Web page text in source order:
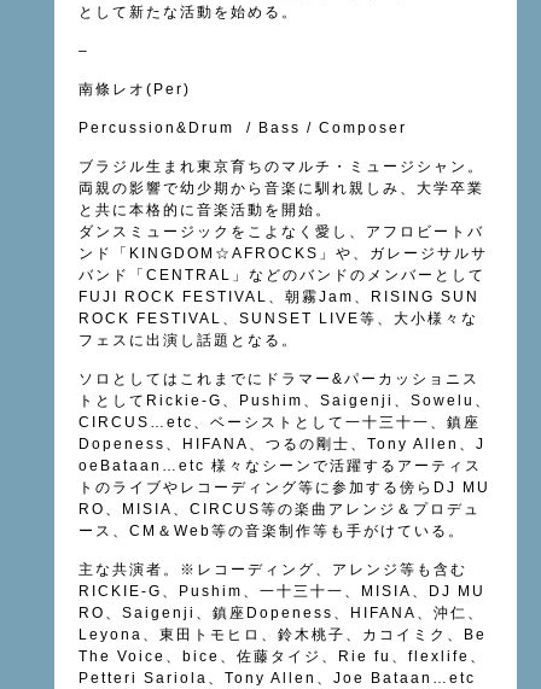
として新たな活動を始める。
–
南條レオ(Per)
Percussion&Drum / Bass / Composer
ブラジル生まれ東京育ちのマルチ・ミュージシャン。
両親の影響で幼少期から音楽に馴れ親しみ、大学卒業
と共に本格的 に音楽活動を開始。
ダンスミュージックをこよなく愛し、アフロビートバ
ンド「KIN GDOM☆AFROCKS」や、ガレージサルサ
バンド「CENT RAL」などのバンドのメンバーとして
FUJI ROCK FESTIVAL、朝霧Jam、RISING SUN
ROCK FESTIVAL、SUNSET LIVE等、大小様々な
フェスに出演し話題となる。
ソロとしてはこれまでにドラマー&パーカッショニス
トとしてRi ckie-G、Pushim、Saigenji、Sowelu、
CIRCUS…etc、ベーシストとして一十三十一、 鎮座
Dopeness、HIFANA、つるの剛士、Tony Allen、J
oeBataan…etc 様々なシーンで活躍するアーティス
トのライブやレコーディング等 に参加する傍らDJ MU
RO、MISIA、CIRCUS等の楽曲アレンジ＆プロデュ
ース、CM＆Web等の音楽制作等も手がけている。
主な共演者。※レコーディング、アレンジ等も含む
RICKIE-G、Pushim、一十三十一、MISIA、DJ MU
RO、Saigenji、鎮座Dopeness、HIFANA、沖仁、
Leyona、東田トモヒロ、鈴木桃子、カコイミク、Be
The Voice、bice、佐藤タイジ、Rie fu、flexlife、
Petteri Sariola、Tony Allen、Joe Bataan…etc